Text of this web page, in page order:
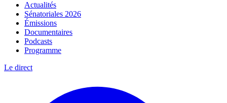
Actualités
Sénatoriales 2026
Émissions
Documentaires
Podcasts
Programme
Le direct